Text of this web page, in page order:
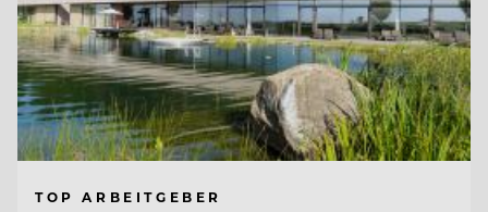
TOP ARBEITGEBER